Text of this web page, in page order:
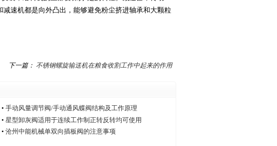
速机都是向外凸出，能够避免粉尘挤进轴承和大颗粒
下一篇： 不锈钢螺旋输送机在粮食收割工作中起来的作用
• 手动风量调节阀/手动通风蝶阀结构及工作原理
• 星型卸灰阀适用于连续工作制正转反转均可使用
• 沧州中能机械单双向插板阀的注意事项